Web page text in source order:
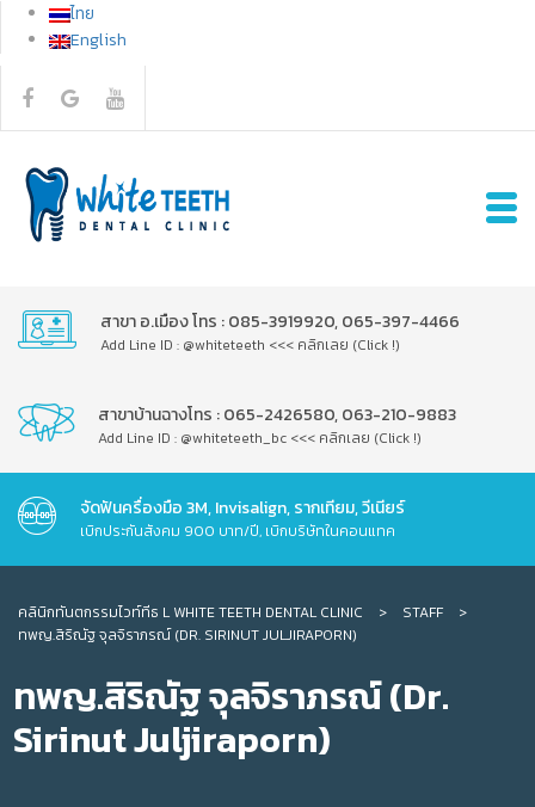
ไทย
English
สาขา อ.เมือง โทร : 085-3919920, 065-397-4466
Add Line ID : @whiteteeth <<< คลิกเลย (Click !)
สาขาบ้านฉางโทร : 065-2426580, 063-210-9883
Add Line ID : @whiteteeth_bc <<< คลิกเลย (Click !)
จัดฟันครื่องมือ 3M, Invisalign, รากเทียม, วีเนียร์
เบิกประกันสังคม 900 บาท/ปี, เบิกบริษัทในคอนแทค
คลินิกทันตกรรมไวท์ทีธ L WHITE TEETH DENTAL CLINIC > STAFF
>
ทพญ.สิริณัฐ จุลจิราภรณ์ (DR. SIRINUT JULJIRAPORN)
ทพญ.สิริณัฐ จุลจิราภรณ์ (Dr.
Sirinut Juljiraporn)